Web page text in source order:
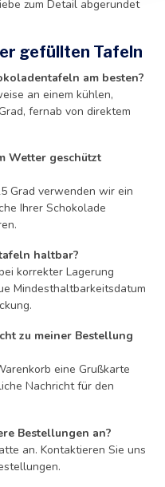
zum Detail abgerundet
gefüllten Tafeln
am besten?
an einem kühlen,
fernab von direktem
Wetter geschützt
Grad verwenden wir ein
Ihrer Schokolade
haltbar?
korrekter Lagerung
Mindesthaltbarkeitsdatum
zu meiner Bestellung
eine Grußkarte
Nachricht für den
Bestellungen an?
an. Kontaktieren Sie uns